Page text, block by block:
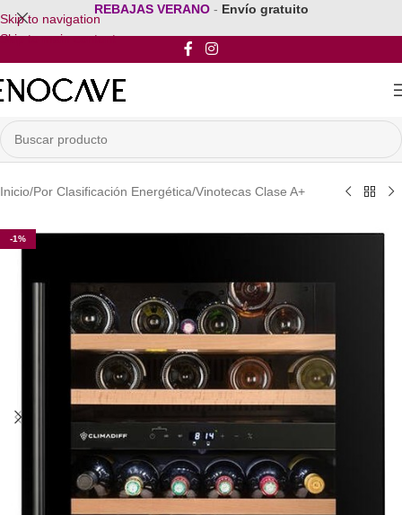
Skip to navigation
Skip to main content
REBAJAS VERANO - Envío gratuito
Inicio/Por Clasificación Energética/Vinotecas Clase A+
-1%